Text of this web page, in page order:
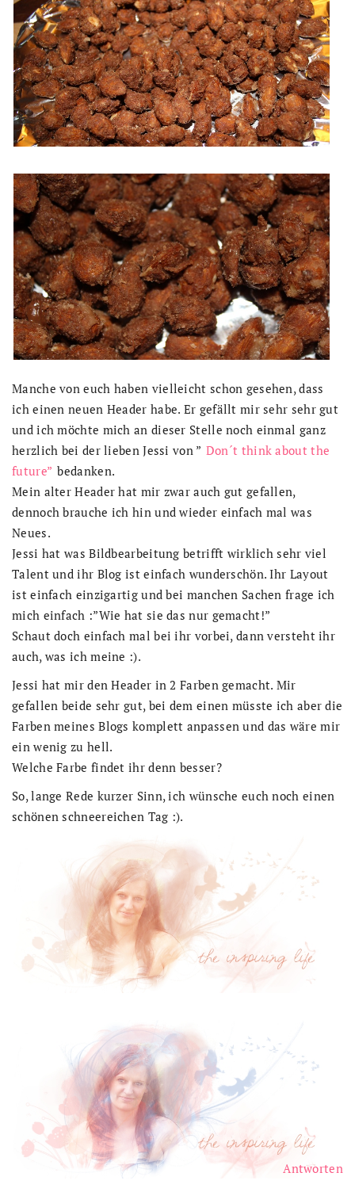
Manche von euch haben vielleicht schon gesehen, dass
ich einen neuen Header habe. Er gefällt mir sehr sehr gut
und ich möchte mich an dieser Stelle noch einmal ganz
herzlich bei der lieben Jessi von ” Don´t think about the
future” bedanken.
Mein alter Header hat mir zwar auch gut gefallen,
dennoch brauche ich hin und wieder einfach mal was
Neues.
Jessi hat was Bildbearbeitung betrifft wirklich sehr viel
Talent und ihr Blog ist einfach wunderschön. Ihr Layout
ist einfach einzigartig und bei manchen Sachen frage ich
mich einfach :”Wie hat sie das nur gemacht!”
Schaut doch einfach mal bei ihr vorbei, dann versteht ihr
auch, was ich meine :).
Jessi hat mir den Header in 2 Farben gemacht. Mir
gefallen beide sehr gut, bei dem einen müsste ich aber die
Farben meines Blogs komplett anpassen und das wäre mir
ein wenig zu hell.
Welche Farbe findet ihr denn besser?
So, lange Rede kurzer Sinn, ich wünsche euch noch einen
schönen schneereichen Tag :).
Antworten